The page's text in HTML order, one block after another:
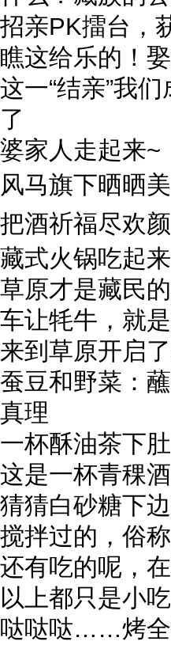
招亲PK擂台，
瞧这给乐的！
这一“结亲”我
了
婆家人走起来~
风马旗下晒晒美
把酒祈福尽欢颜
藏式火锅吃起
草原才是藏民
车让牦牛，就
来到草原开启
蚕豆和野菜：
真理
一杯酥油茶下
这是一杯青稞
猜猜白砂糖下
搅拌过的，俗
还有吃的呢，
以上都只是小
哒哒哒……烤全